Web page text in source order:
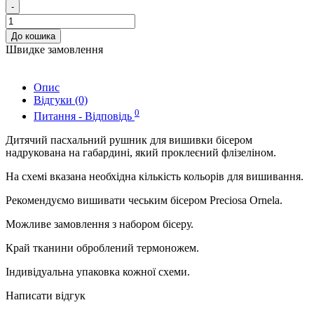
-
До кошика
Швидке замовлення
Опис
Відгуки (0)
Питання - Відповідь 0
Дитячий пасхальний рушник для вишивки бісером
надрукована на габардині, який проклеєний флізеліном.
На схемі вказана необхідна кількість кольорів для вишивання.
Рекомендуємо вишивати чеським бісером Preciosa Ornela.
Можливе замовлення з набором бісеру.
Край тканини оброблений термоножем.
Індивідуальна упаковка кожної схеми.
Написати відгук